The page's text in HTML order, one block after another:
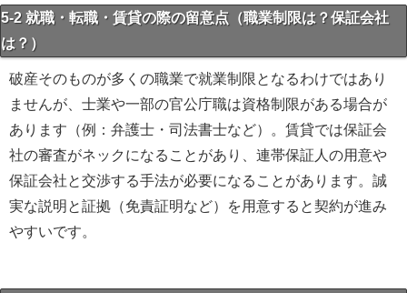
5-2 就職・転職・賃貸の際の留意点（職業制限は？保証会社
は？）
破産そのものが多くの職業で就業制限となるわけではあり
ませんが、士業や一部の官公庁職は資格制限がある場合が
あります（例：弁護士・司法書士など）。賃貸では保証会
社の審査がネックになることがあり、連帯保証人の用意や
保証会社と交渉する手法が必要になることがあります。誠
実な説明と証拠（免責証明など）を用意すると契約が進み
やすいです。